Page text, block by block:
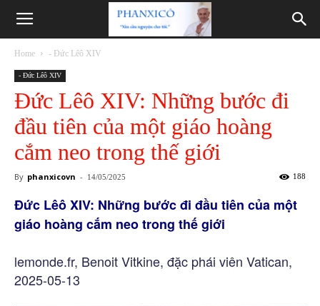
Phanxicô
Home - Đức Lêô XIV
- Đức Lêô XIV
Đức Lêô XIV: Những bước đi
đầu tiên của một giáo hoàng
cắm neo trong thế giới
By phanxicovn - 14/05/2025 188
Đức Lêô XIV: Những bước đi đầu tiên của một
giáo hoàng cắm neo trong thế giới
lemonde.fr, Benoit Vitkine, đặc phái viên Vatican,
2025-05-13